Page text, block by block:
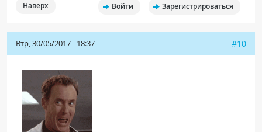
Наверх Войти Зарегистрироваться
Втр, 30/05/2017 - 18:37 #10